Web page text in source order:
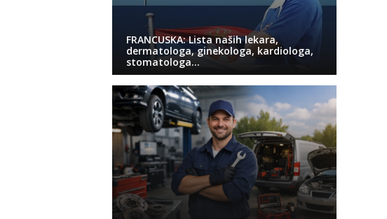
FRANCUSKA: Lista naših lekara,
dermatologa, ginekologa, kardiologa,
stomatologa…